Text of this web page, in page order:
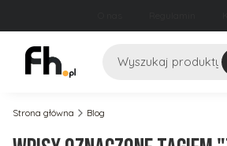
Szukaj
Strona główna Blog